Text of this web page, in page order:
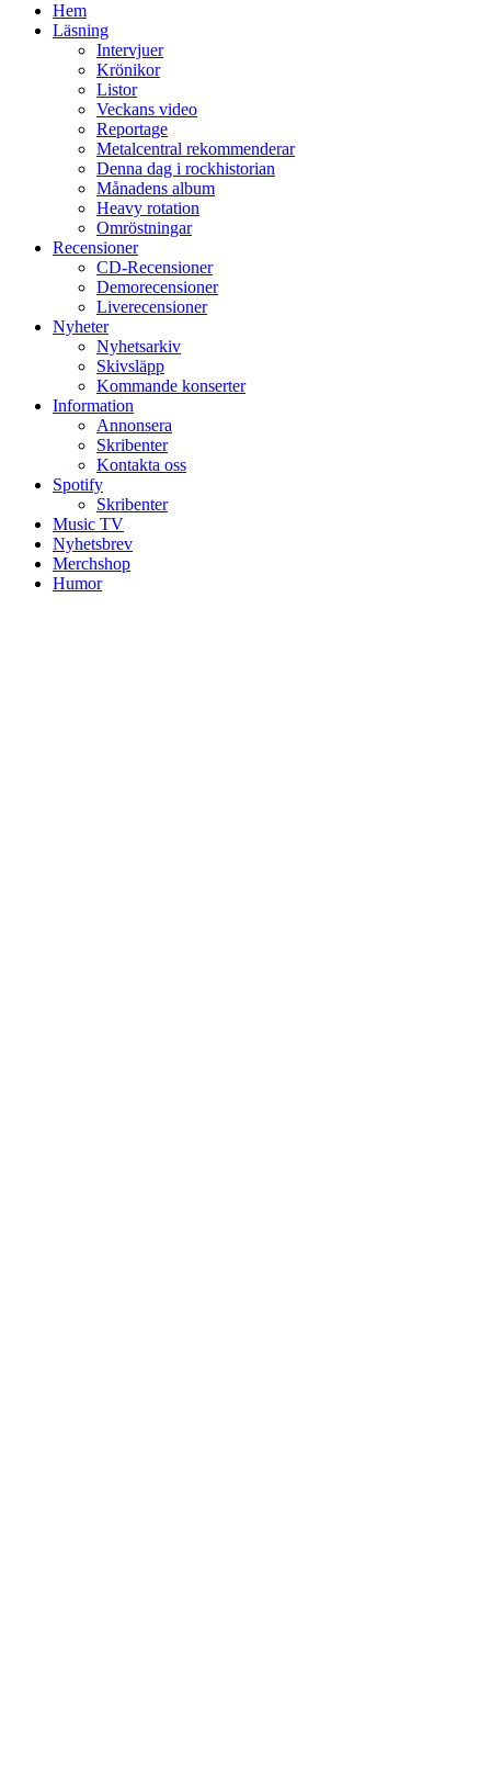
Hem
Läsning
Intervjuer
Krönikor
Listor
Veckans video
Reportage
Metalcentral rekommenderar
Denna dag i rockhistorian
Månadens album
Heavy rotation
Omröstningar
Recensioner
CD-Recensioner
Demorecensioner
Liverecensioner
Nyheter
Nyhetsarkiv
Skivsläpp
Kommande konserter
Information
Annonsera
Skribenter
Kontakta oss
Spotify
Skribenter
Music TV
Nyhetsbrev
Merchshop
Humor